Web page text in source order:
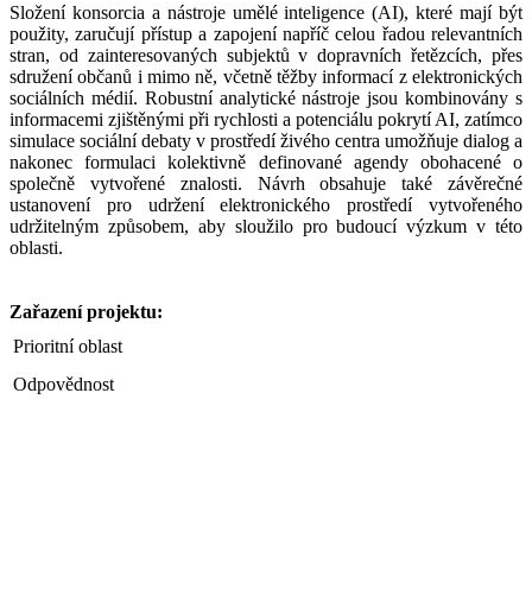
Složení konsorcia a nástroje umělé inteligence (AI), které mají být
použity, zaručují přístup a zapojení napříč celou řadou relevantních
stran, od zainteresovaných subjektů v dopravních řetězcích, přes
sdružení občanů i mimo ně, včetně těžby informací z elektronických
sociálních médií. Robustní analytické nástroje jsou kombinovány s
informacemi zjištěnými při rychlosti a potenciálu pokrytí AI, zatímco
simulace sociální debaty v prostředí živého centra umožňuje dialog a
nakonec formulaci kolektivně definované agendy obohacené o
společně vytvořené znalosti. Návrh obsahuje také závěrečné
ustanovení pro udržení elektronického prostředí vytvořeného
udržitelným způsobem, aby sloužilo pro budoucí výzkum v této
oblasti.
Zařazení projektu:
Prioritní oblast
Odpovědnost